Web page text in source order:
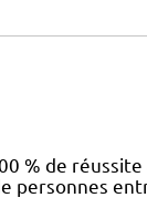
% de
personnes